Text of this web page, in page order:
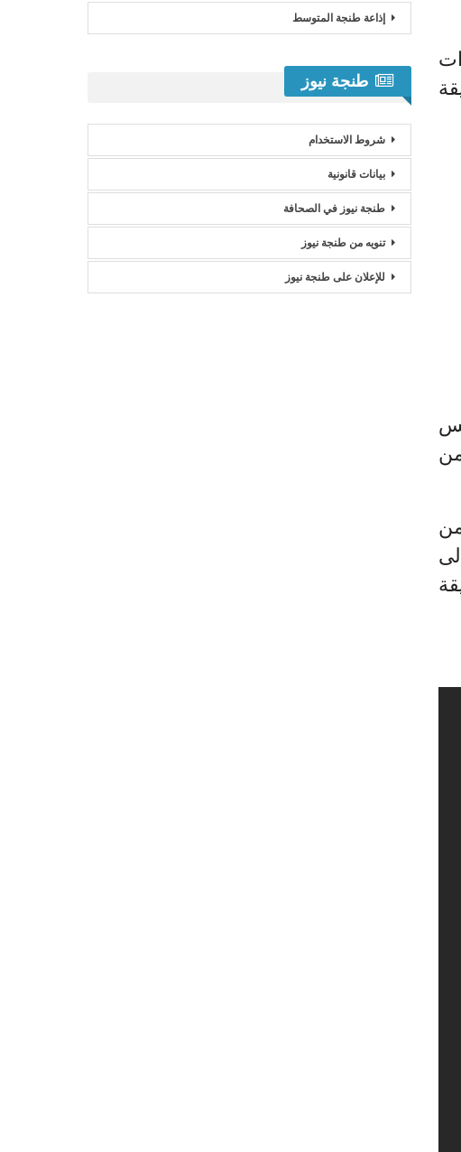
أخرى (12 يوما) من
إذاعة طنجة المتوسط
طنجة نيوز
شروط الاستخدام
بيانات قانونية
طنجة نيوز في الصحافة
تنويه من طنجة نيوز
للإعلان على طنجة نيوز